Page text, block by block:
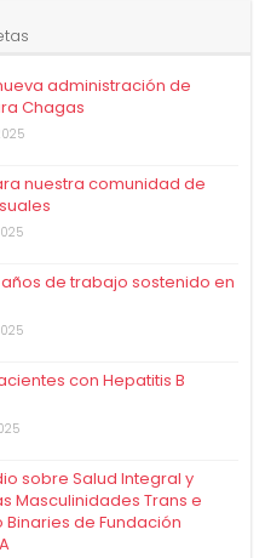
administración de
Chagas
nuestra comunidad de
de trabajo sostenido en
con Hepatitis B
sobre Salud Integral y
Masculinidades Trans e
de Fundación